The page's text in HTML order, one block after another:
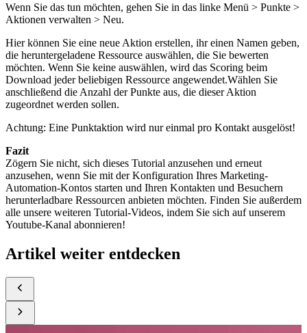
Wenn Sie das tun möchten, gehen Sie in das linke Menü > Punkte >
Aktionen verwalten > Neu.
Hier können Sie eine neue Aktion erstellen, ihr einen Namen geben,
die heruntergeladene Ressource auswählen, die Sie bewerten
möchten. Wenn Sie keine auswählen, wird das Scoring beim
Download jeder beliebigen Ressource angewendet.Wählen Sie
anschließend die Anzahl der Punkte aus, die dieser Aktion
zugeordnet werden sollen.
Achtung: Eine Punktaktion wird nur einmal pro Kontakt ausgelöst!
Fazit
Zögern Sie nicht, sich dieses Tutorial anzusehen und erneut
anzusehen, wenn Sie mit der Konfiguration Ihres Marketing-
Automation-Kontos starten und Ihren Kontakten und Besuchern
herunterladbare Ressourcen anbieten möchten. Finden Sie außerdem
alle unsere weiteren Tutorial-Videos, indem Sie sich auf unserem
Youtube-Kanal abonnieren!
Artikel weiter entdecken